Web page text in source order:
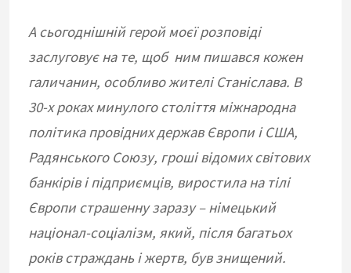
А сьогоднішній герой моєї розповіді
заслуговує на те, щоб ним пишався кожен
галичанин, особливо жителі Станіслава. В
30-х роках минулого століття міжнародна
політика провідних держав Європи і США,
Радянського Союзу, гроші відомих світових
банкірів і підприємців, виростила на тілі
Європи страшенну заразу – німецький
націонал-соціалізм, який, після багатьох
років страждань і жертв, був знищений.